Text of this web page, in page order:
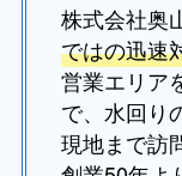
株式会社奥
ではの迅速
営業エリア
で、水回り
現地まで訪